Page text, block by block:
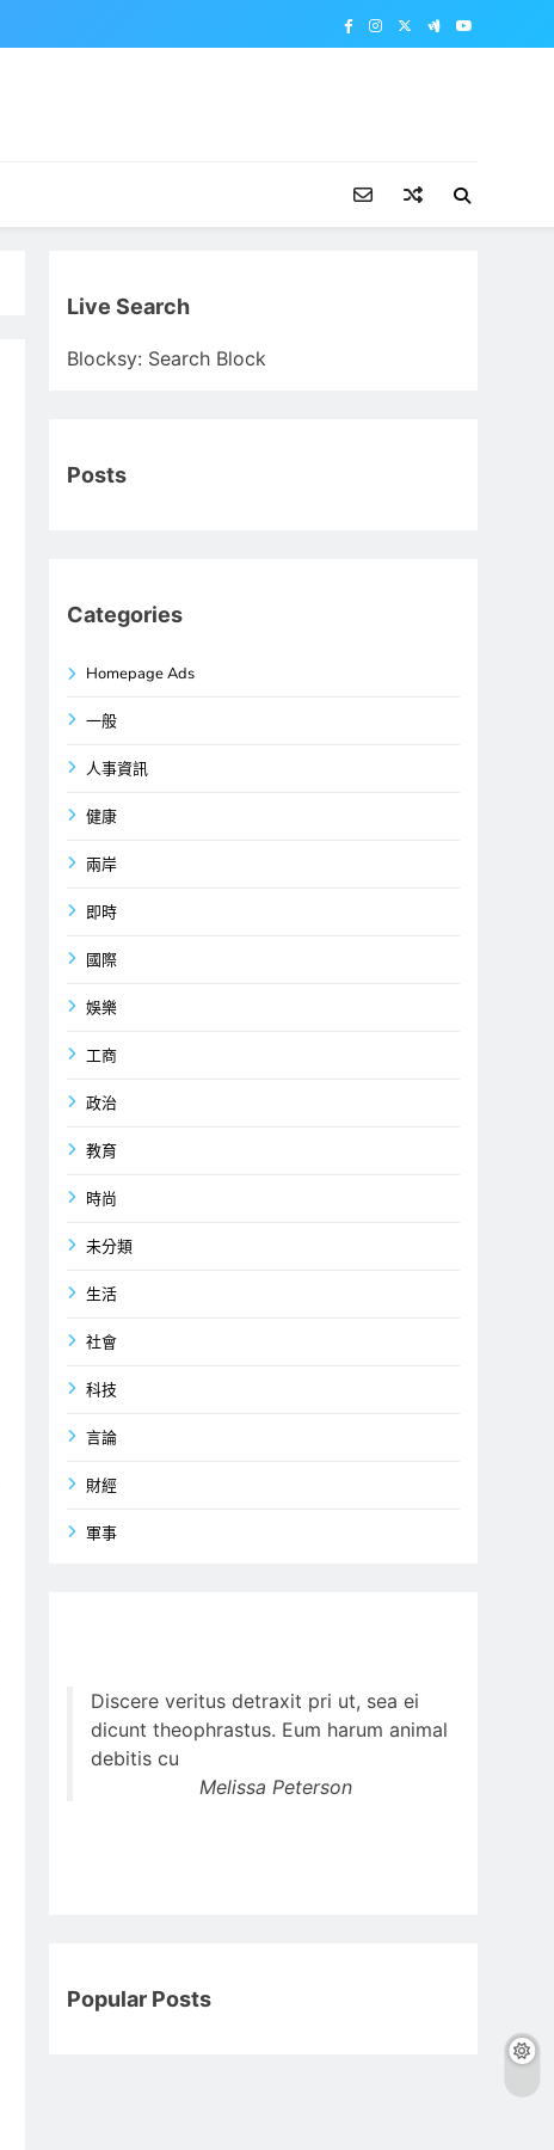
Live Search
Blocksy: Search Block
Posts
Categories
Homepage Ads
一般
人事資訊
健康
兩岸
即時
國際
娛樂
工商
政治
教育
時尚
未分類
生活
社會
科技
言論
財經
軍事
Discere veritus detraxit pri ut, sea ei
dicunt theophrastus. Eum harum animal
debitis cu
Melissa Peterson
Popular Posts